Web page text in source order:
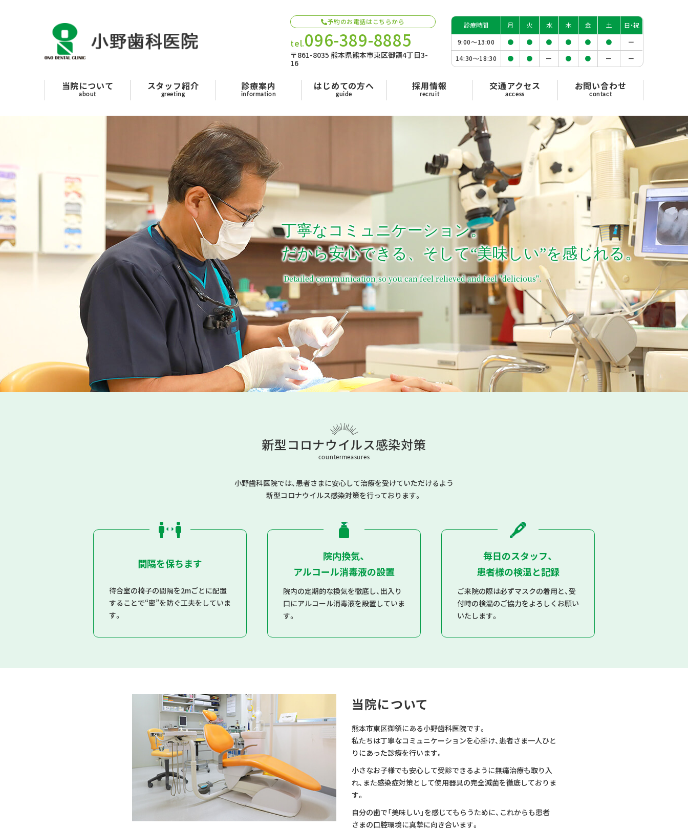
予約のお電話はこちらから
tel.096-389-8885
〒861-8035 熊本県熊本市東区御領4丁目3-
16
診療時間 月 火 水 木 金 土
日・祝
9:00〜13:00 ● ● ● ● ● ●
ー
14:30〜18:30 ● ● ー ● ● ー ー
当院について
about
スタッフ紹介
greeting
診療案内
information
はじめての方へ
guide
採用情報
recruit
交通アクセス
access
お問い合わせ
contact
丁寧なコミュニケーション。
だから安心できる、そして“美味しい”を感じれる。
Detailed communication,so you can feel relieved and feel "delicious".
新型コロナウイルス感染対策
countermeasures
小野歯科医院では、患者さまに安心して治療を受けていただけるよう
新型コロナウイルス感染対策を行っております。
間隔を保ちます
待合室の椅子の間隔を2mごとに配置
することで“密”を防ぐ工夫をしていま
す。
院内換気、
アルコール消毒液の設置
院内の定期的な換気を徹底し、出入り
口にアルコール消毒液を設置していま
す。
毎日のスタッフ、
患者様の検温と記録
ご来院の際は必ずマスクの着用と、受
付時の検温のご協力をよろしくお願い
いたします。
当院について
熊本市東区御領にある小野歯科医院です。
私たちは丁寧なコミュニケーションを心掛け、患者さま一人ひと
りにあった診療を行います。
小さなお子様でも安心して受診できるように無痛治療も取り入
れ、また感染症対策として使用器具の完全滅菌を徹底しておりま
す。
自分の歯で「美味しい」を感じてもらうために、これからも患者
さまの口腔環境に真摯に向き合います。
当院について
院長のボヤキ
交通アクセス
お問い合わせ
予約のお電話はこちらから
tel.096-389-8885（受付時間：9:00-18:30）